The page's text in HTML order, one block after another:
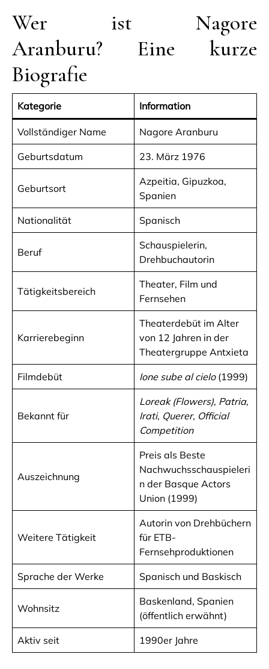
Wer ist Nagore
Aranburu? Eine kurze
Biografie
Kategorie Information
Vollständiger Name Nagore Aranburu
Geburtsdatum 23. März 1976
Geburtsort
Azpeitia, Gipuzkoa,
Spanien
Nationalität Spanisch
Beruf
Schauspielerin,
Drehbuchautorin
Tätigkeitsbereich
Theater, Film und
Fernsehen
Karrierebeginn
Theaterdebüt im Alter
von 12 Jahren in der
Theatergruppe Antxieta
Filmdebüt Ione sube al cielo(1999)
Bekannt für
Loreak (Flowers), Patria,
Irati, Querer, Official
Competition
Auszeichnung
Preis als Beste
Nachwuchsschauspieleri
n der Basque Actors
Union (1999)
Weitere Tätigkeit
Autorin von Drehbüchern
für ETB-
Fernsehproduktionen
Sprache der Werke Spanisch und Baskisch
Wohnsitz
Baskenland, Spanien
(öffentlich erwähnt)
Aktiv seit 1990er Jahre